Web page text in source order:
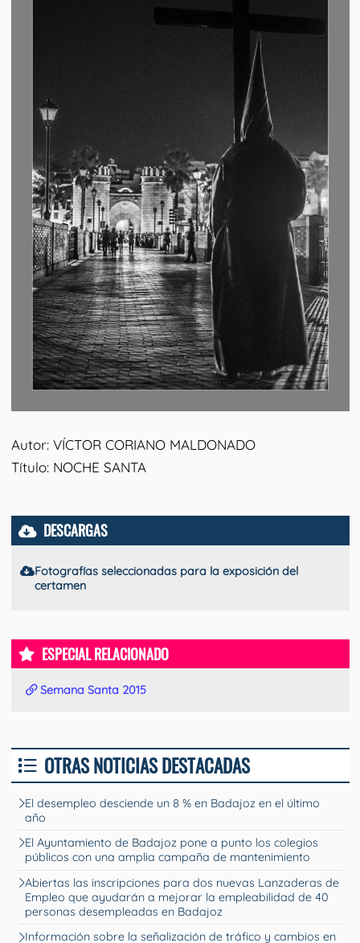
Autor: VÍCTOR CORIANO MALDONADO
Título: NOCHE SANTA
DESCARGAS
Fotografías seleccionadas para la exposición del
certamen
ESPECIAL RELACIONADO
Semana Santa 2015
OTRAS NOTICIAS DESTACADAS
El desempleo desciende un 8 % en Badajoz en el último
año
El Ayuntamiento de Badajoz pone a punto los colegios
públicos con una amplia campaña de mantenimiento
Abiertas las inscripciones para dos nuevas Lanzaderas de
Empleo que ayudarán a mejorar la empleabilidad de 40
personas desempleadas en Badajoz
Información sobre la señalización de tráfico y cambios en